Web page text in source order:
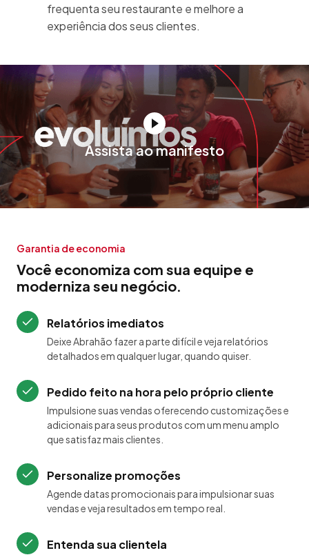
frequenta seu restaurante e melhore a
experiência dos seus clientes.
Assista ao manifesto
Garantia de economia
Você economiza com sua equipe e
moderniza seu negócio.
Relatórios imediatos
Deixe Abrahão fazer a parte difícil e veja relatórios
detalhados em qualquer lugar, quando quiser.
Pedido feito na hora pelo próprio cliente
Impulsione suas vendas oferecendo customizações e
adicionais para seus produtos com um menu amplo
que satisfaz mais clientes.
Personalize promoções
Agende datas promocionais para impulsionar suas
vendas e veja resultados em tempo real.
Entenda sua clientela